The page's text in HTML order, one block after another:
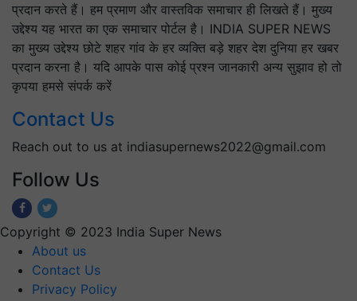
प्रदान करते हैं। हम प्रमाण और वास्तविक समाचार ही लिखते हैं। मुख्य
उद्देश्य यह भारत का एक समाचार पोर्टल है। INDIA SUPER NEWS
का मुख्य उद्देश्य छोटे शहर गांव के हर व्यक्ति बड़े शहर देश दुनिया हर खबर
प्रदान करना है। यदि आपके पास कोई प्रश्न जानकारी अन्य सुझाव हो तो
कृपया हमसे संपर्क करें
Contact Us
Reach out to us at indiasupernews2022@gmail.com
Follow Us
Copyright © 2023 India Super News
About us
Contact Us
Privacy Policy